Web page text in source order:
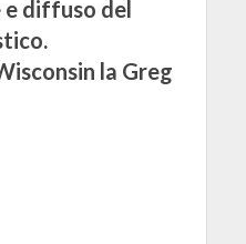
e diffuso del
la Greg